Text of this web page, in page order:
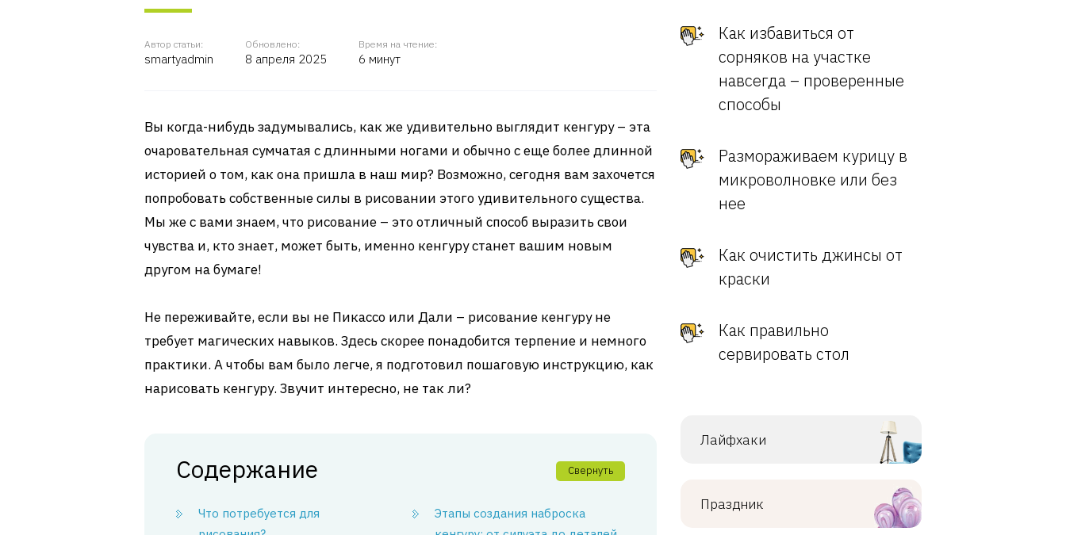
Автор статьи:
smartyadmin
Обновлено:
8 апреля 2025
Время на чтение:
6 минут
Вы когда-нибудь задумывались, как же удивительно выглядит кенгуру – эта
очаровательная сумчатая с длинными ногами и обычно с еще более длинной
историей о том, как она пришла в наш мир? Возможно, сегодня вам захочется
попробовать собственные силы в рисовании этого удивительного существа.
Мы же с вами знаем, что рисование – это отличный способ выразить свои
чувства и, кто знает, может быть, именно кенгуру станет вашим новым
другом на бумаге!
Не переживайте, если вы не Пикассо или Дали – рисование кенгуру не
требует магических навыков. Здесь скорее понадобится терпение и немного
практики. А чтобы вам было легче, я подготовил пошаговую инструкцию, как
нарисовать кенгуру. Звучит интересно, не так ли?
Содержание Свернуть
Что потребуется для
Этапы создания наброска
Как избавиться от
сорняков на участке
навсегда – проверенные
способы
Размораживаем курицу в
микроволновке или без
нее
Как очистить джинсы от
краски
Как правильно
сервировать стол
Лайфхаки
Праздник